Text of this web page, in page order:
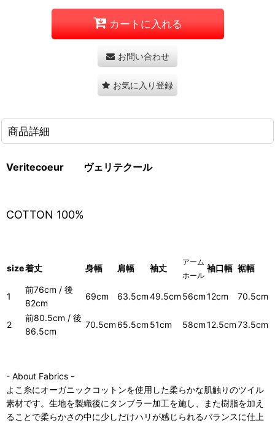
カートに入れる
お問い合わせ
お気に入り登録
商品詳細
Veritecoeur ヴェリテクール
COTTON 100%
size着丈 身幅 肩幅 袖丈
アーム
ホール
袖口幅 裾幅
1
前76cm / 後
82cm
69cm 63.5cm49.5cm56cm12cm 70.5cm
2
前80.5cm / 後
86.5cm
70.5cm65.5cm51cm 58cm12.5cm73.5cm
- About Fabrics -
よこ糸にオーガニックコットンを使用した柔らかな肌触りのツイル
素材です。生地を製織後にタンブラー加工を施し、また樹脂を加え
ることで柔らかさの中に少しだけハリが感じられるバランスに仕上